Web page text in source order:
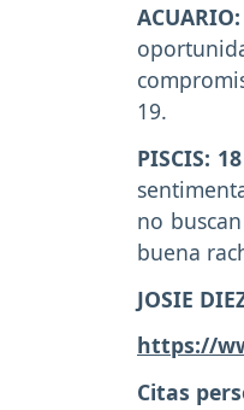
19.
PISCIS:
no
buena
JOSIE
https://
Citas